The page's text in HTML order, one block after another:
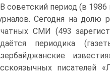
В советский период (в
Сегодня на долю
СМИ (493
периодика
писателей